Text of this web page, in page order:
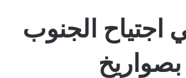
اجتياح الجنوب